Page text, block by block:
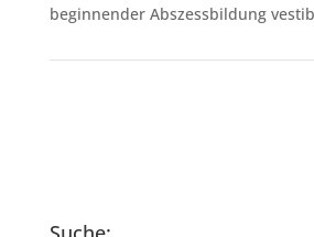
beginnender Abszessbildung